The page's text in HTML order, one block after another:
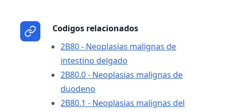
Codigos relacionados
2B80 - Neoplasias malignas de
intestino delgado
2B80.0 - Neoplasias malignas de
duodeno
2B80.1 - Neoplasias malignas del